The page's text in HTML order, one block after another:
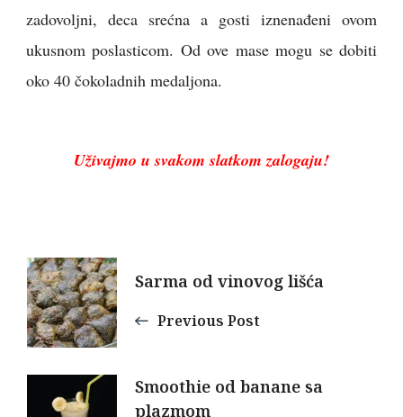
zadovoljni, deca srećna a gosti iznenađeni ovom
ukusnom poslasticom. Od ove mase mogu se dobiti
oko 40 čokoladnih medaljona.
Uživajmo u svakom slatkom zalogaju!
Post
Navigation
Sarma od vinovog lišća
Previous Post
Smoothie od banane sa
plazmom